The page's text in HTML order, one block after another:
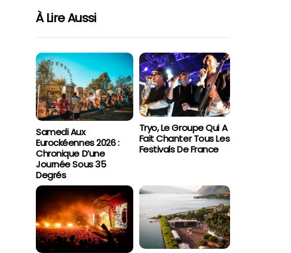
À Lire Aussi
Samedi Aux
Eurockéennes 2026 :
Chronique D’une
Journée Sous 35
Degrés
Tryo, Le Groupe Qui A
Fait Chanter Tous Les
Festivals De France